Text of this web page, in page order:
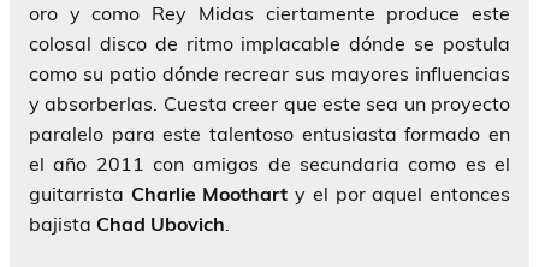
oro y como Rey Midas ciertamente produce este
colosal disco de ritmo implacable dónde se postula
como su patio dónde recrear sus mayores influencias
y absorberlas. Cuesta creer que este sea un proyecto
paralelo para este talentoso entusiasta formado en
el año 2011 con amigos de secundaria como es el
guitarrista Charlie Moothart y el por aquel entonces
bajista Chad Ubovich.